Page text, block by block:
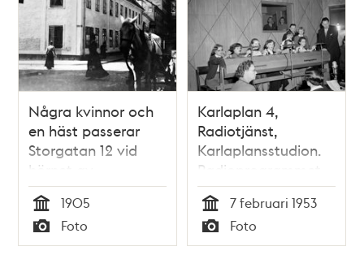
Några kvinnor och
en häst passerar
Storgatan 12 vid
hörnet av
Skeppargatan (t.v.).
Hedvig Eleonora
kyrkas torn i fonden
Tid
1905
Typ
Foto
Karlaplan 4,
Radiotjänst,
Karlaplansstudion.
Radioprogrammet
""Speldosan"".
Dragning av 1945-
års
premieobligationer
Tid
7 februari 1953
Typ
Foto